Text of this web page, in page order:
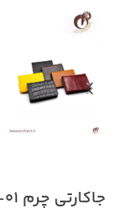
جاکارتی چرم mrch171-01